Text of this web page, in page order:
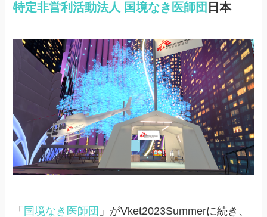
特定非営利活動法人 国境なき医師団 日本
「 国境なき医師団 」がVket2023Summerに続き、